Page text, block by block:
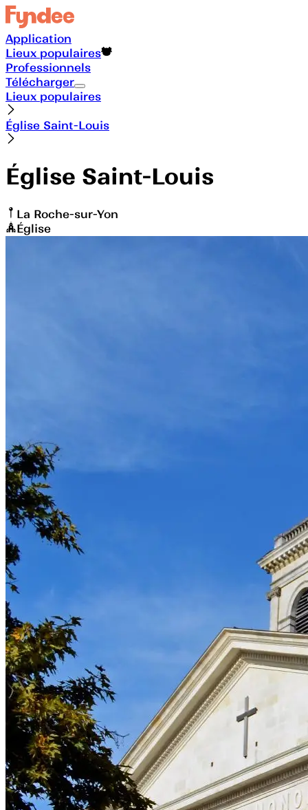
Application
Lieux populaires
Professionnels
Télécharger
Lieux populaires
Église Saint-Louis
Église Saint-Louis
La Roche-sur-Yon
Église